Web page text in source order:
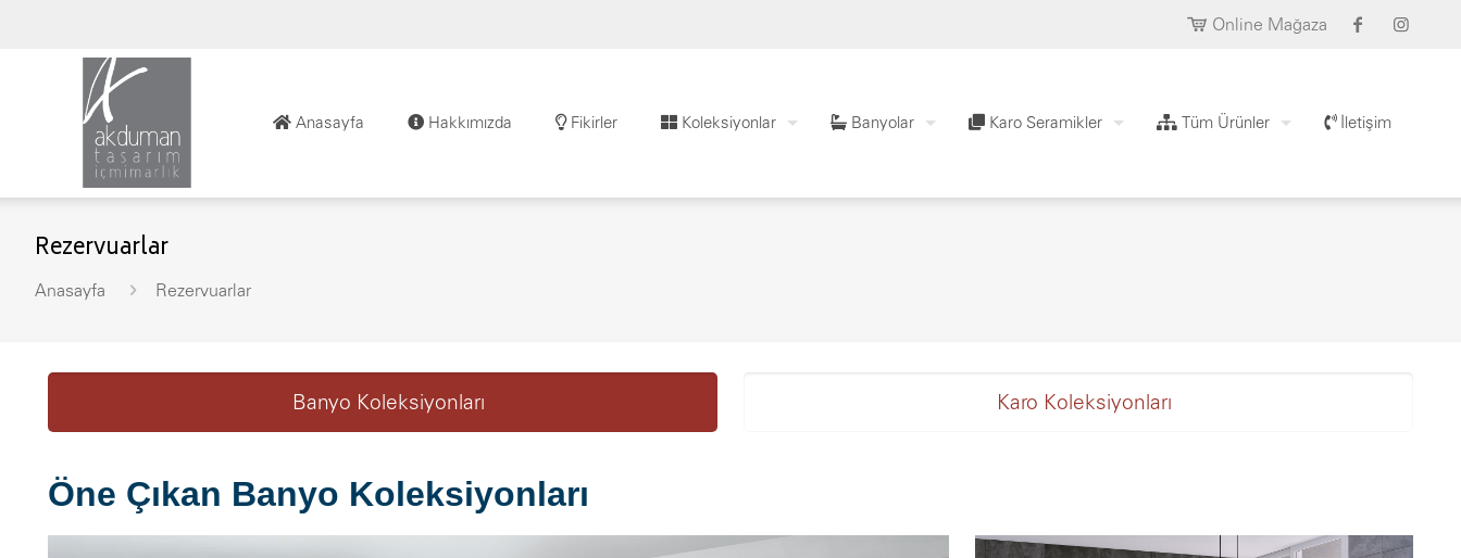
Online Mağaza
Anasayfa Hakkımızda Fikirler Koleksiyonlar Banyolar Karo Seramikler Tüm Ürünler İletişim
Rezervuarlar
Anasayfa Rezervuarlar
Banyo Koleksiyonları Karo Koleksiyonları
Öne Çıkan Banyo Koleksiyonları